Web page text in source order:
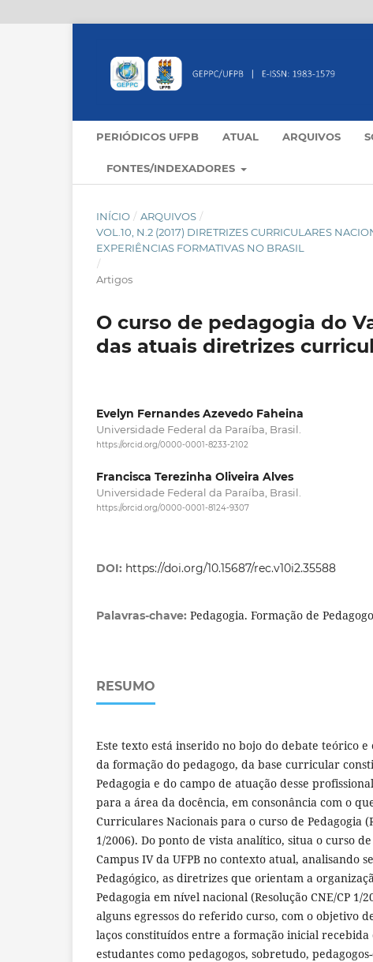
PERIÓDICOS UFPB ATUAL ARQUIVOS
FONTES/INDEXADORES
INÍCIO / ARQUIVOS /
VOL.10, N.2 (2017) DIRETRIZES CURRICULARES
EXPERIÊNCIAS FORMATIVAS NO BRASIL
/
Artigos
O curso de pedagogia do
das atuais diretrizes
Evelyn Fernandes Azevedo Faheina
Universidade Federal da Paraíba, Brasil.
https://orcid.org/0000-0001-8233-2102
Francisca Terezinha Oliveira Alves
Universidade Federal da Paraíba, Brasil.
https://orcid.org/0000-0001-8124-9307
DOI: https://doi.org/10.15687/rec.v10i2.35588
Palavras-chave: Pedagogia. Formação de
RESUMO
Este texto está inserido no bojo do debate teórico e
da formação do pedagogo, da base curricular
Pedagogia e do campo de atuação desse
para a área da docência, em consonância com o
Curriculares Nacionais para o curso de Pedagogia
1/2006). Do ponto de vista analítico, situa o curso
Campus IV da UFPB no contexto atual, analisando
Pedagógico, as diretrizes que orientam a
Pedagogia em nível nacional (Resolução CNE/CP 1/
alguns egressos do referido curso, com o objetivo
laços constituídos entre a formação inicial recebida
estudantes como pedagogos, sobretudo,